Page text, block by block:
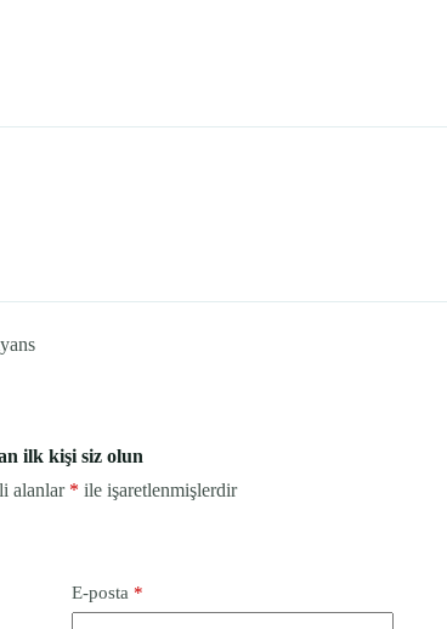
ilk kişi siz olun
alanlar * ile işaretlenmişlerdir
E-posta *